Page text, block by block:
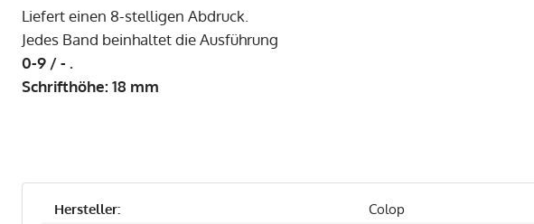
Liefert einen 8-stelligen Abdruck.
Jedes Band beinhaltet die Ausführung
0-9 / - .
Schrifthöhe: 18 mm
Hersteller:
Colop